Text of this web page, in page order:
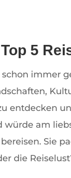
5
schon immer
entdecken
würde am
Sie
die